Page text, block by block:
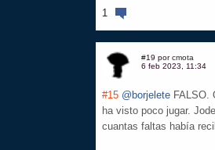
1
#19 porcmota
6 feb 2023, 11:34
#15 @borjelete FALSO.
ha visto poco jugar.
cuantas faltas había